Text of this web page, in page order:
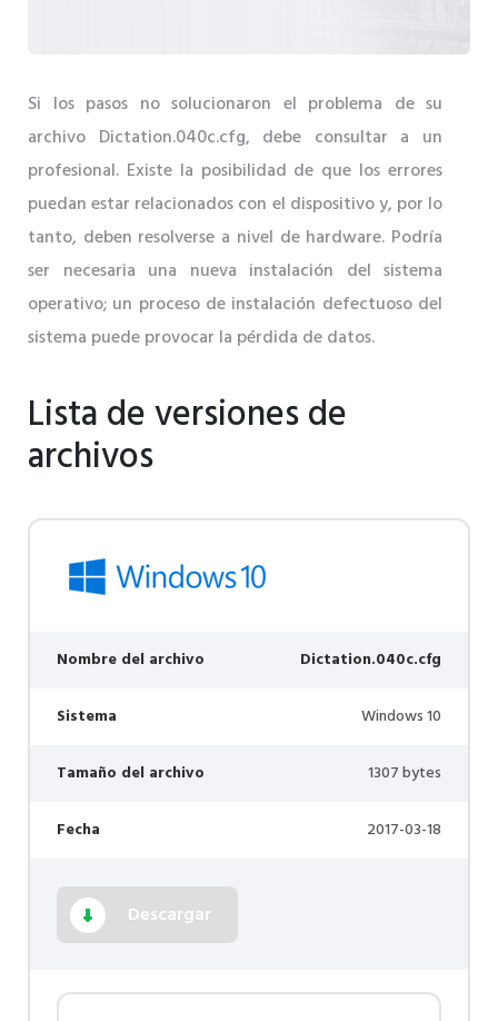
Si los pasos no solucionaron el problema de su
archivo Dictation.040c.cfg, debe consultar a un
profesional. Existe la posibilidad de que los errores
puedan estar relacionados con el dispositivo y, por lo
tanto, deben resolverse a nivel de hardware. Podría
ser necesaria una nueva instalación del sistema
operativo; un proceso de instalación defectuoso del
sistema puede provocar la pérdida de datos.
Lista de versiones de
archivos
Nombre del archivo Dictation.040c.cfg
Sistema Windows 10
Tamaño del archivo 1307 bytes
Fecha 2017-03-18
Descargar